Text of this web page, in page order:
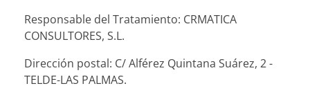
Responsable del Tratamiento: CRMATICA
CONSULTORES, S.L.
Dirección postal: C/ Alférez Quintana Suárez, 2 -
TELDE-LAS PALMAS.